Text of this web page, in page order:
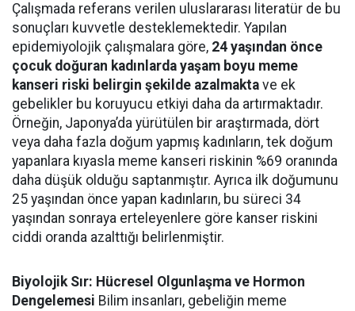
Çalışmada referans verilen uluslararası literatür de bu
sonuçları kuvvetle desteklemektedir. Yapılan
epidemiyolojik çalışmalara göre, 24 yaşından önce
çocuk doğuran kadınlarda yaşam boyu meme
kanseri riski belirgin şekilde azalmakta ve ek
gebelikler bu koruyucu etkiyi daha da artırmaktadır.
Örneğin, Japonya’da yürütülen bir araştırmada, dört
veya daha fazla doğum yapmış kadınların, tek doğum
yapanlara kıyasla meme kanseri riskinin %69 oranında
daha düşük olduğu saptanmıştır. Ayrıca ilk doğumunu
25 yaşından önce yapan kadınların, bu süreci 34
yaşından sonraya erteleyenlere göre kanser riskini
ciddi oranda azalttığı belirlenmiştir.
Biyolojik Sır: Hücresel Olgunlaşma ve Hormon
Dengelemesi Bilim insanları, gebeliğin meme